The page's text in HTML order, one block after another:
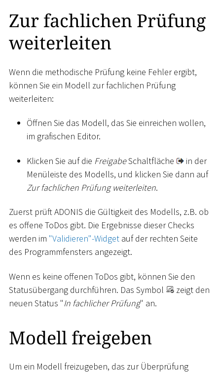
Zur fachlichen Prüfung
weiterleiten
Wenn die methodische Prüfung keine Fehler ergibt,
können Sie ein Modell zur fachlichen Prüfung
weiterleiten:
Öffnen Sie das Modell, das Sie einreichen wollen,
im grafischen Editor.
Klicken Sie auf die FreigabeSchaltfläche
in der
Menüleiste des Modells, und klicken Sie dann auf
Zur fachlichen Prüfung weiterleiten.
Zuerst prüft ADONIS die Gültigkeit des Modells, z.B. ob
es offene ToDos gibt. Die Ergebnisse dieser Checks
werden im "Validieren"-Widget auf der rechten Seite
des Programmfensters angezeigt.
Wenn es keine offenen ToDos gibt, können Sie den
Statusübergang durchführen. Das Symbol
zeigt den
neuen Status "In fachlicher Prüfung" an.
Modell freigeben
Um ein Modell freizugeben, das zur Überprüfung